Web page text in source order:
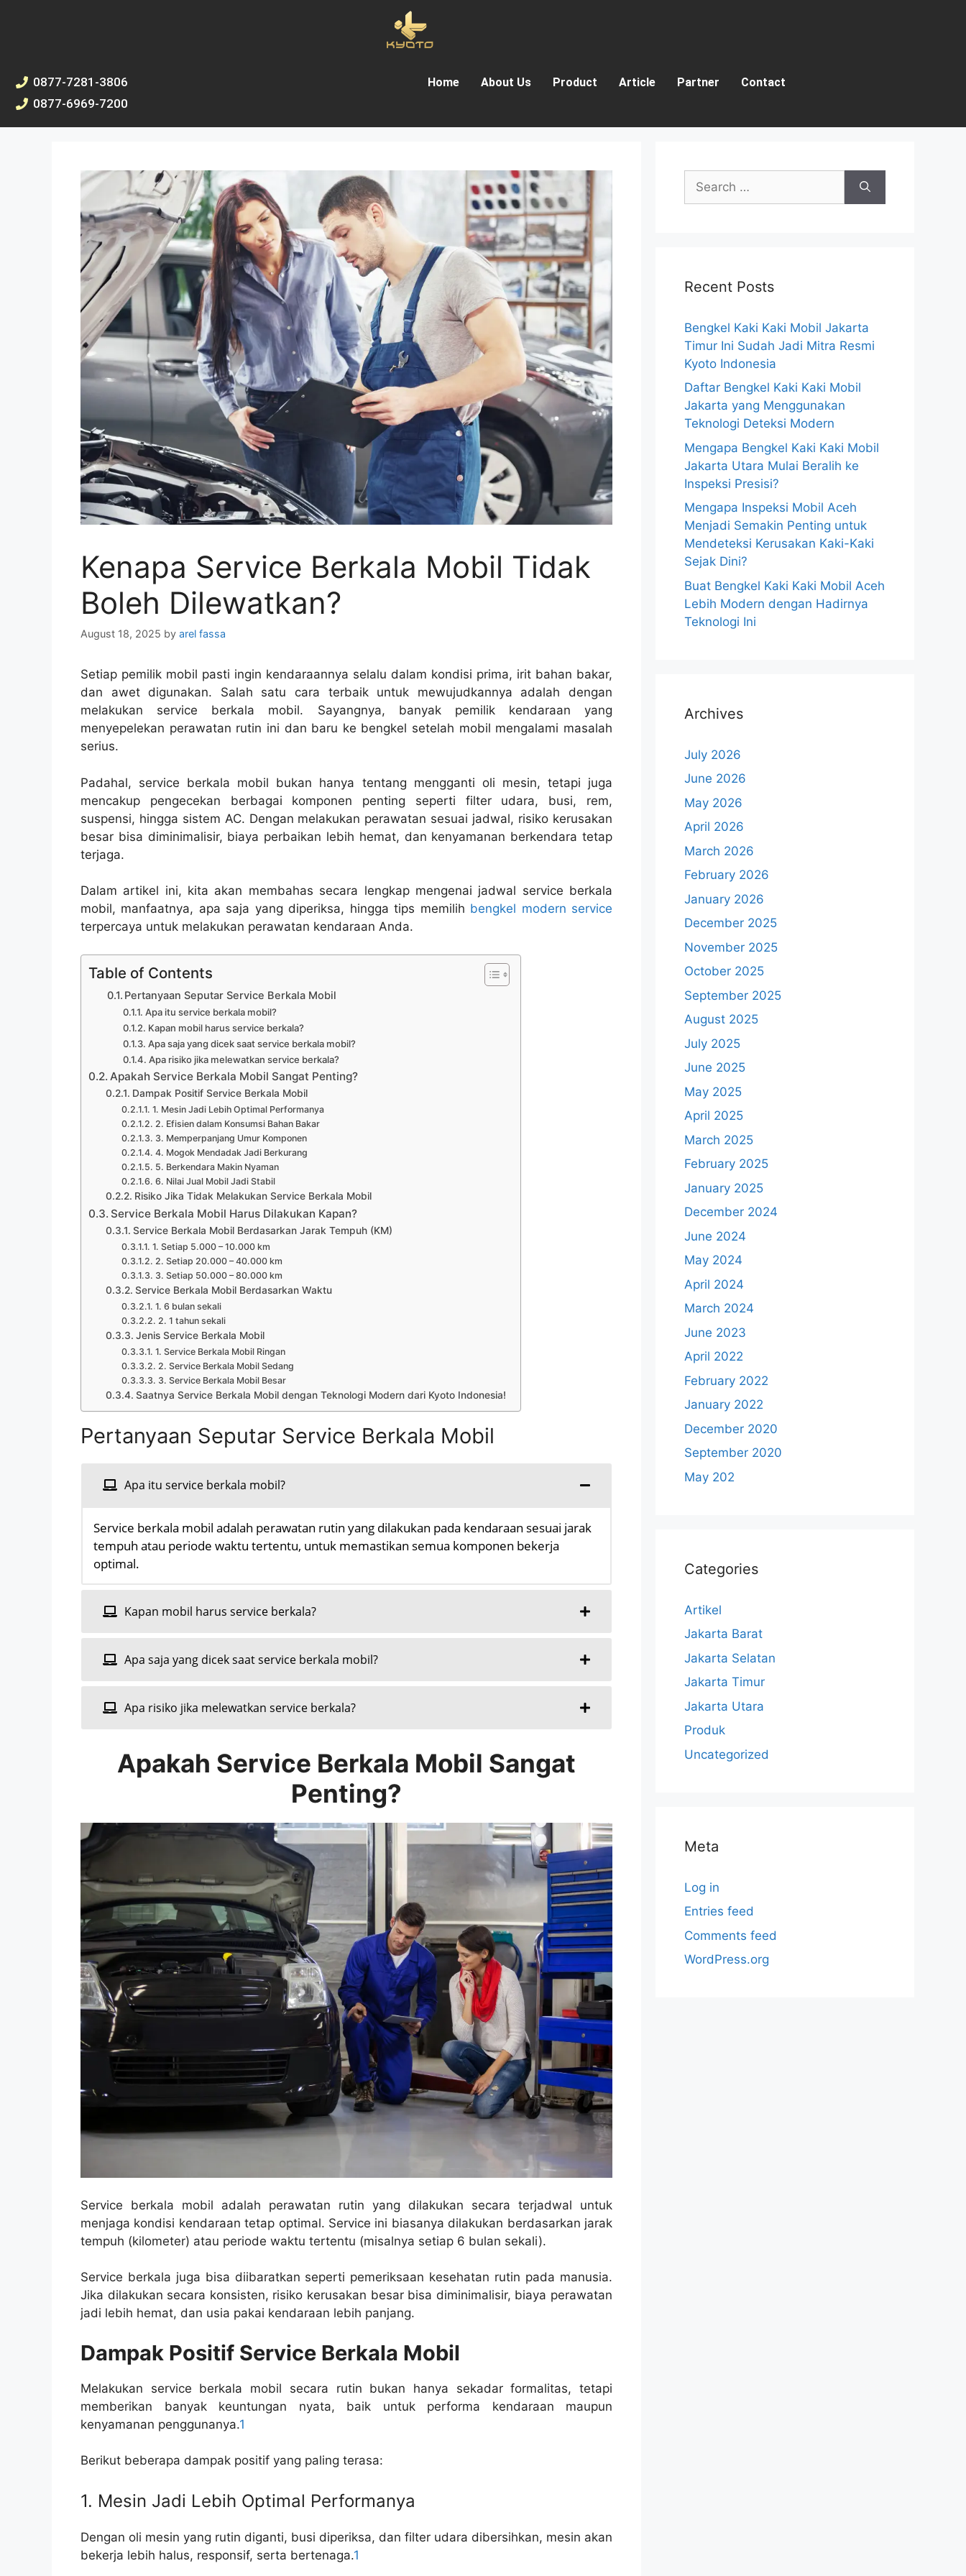
0877-7281-3806
0877-6969-7200
Home About Us Product Article Partner Contact
Kenapa Service Berkala Mobil Tidak
Boleh Dilewatkan?
August 18, 2025 by arel fassa
Setiap pemilik mobil pasti ingin kendaraannya selalu dalam kondisi prima, irit bahan bakar,
dan awet digunakan. Salah satu cara terbaik untuk mewujudkannya adalah dengan
melakukan service berkala mobil. Sayangnya, banyak pemilik kendaraan yang
menyepelekan perawatan rutin ini dan baru ke bengkel setelah mobil mengalami masalah
serius.
Padahal, service berkala mobil bukan hanya tentang mengganti oli mesin, tetapi juga
mencakup pengecekan berbagai komponen penting seperti filter udara, busi, rem,
suspensi, hingga sistem AC. Dengan melakukan perawatan sesuai jadwal, risiko kerusakan
besar bisa diminimalisir, biaya perbaikan lebih hemat, dan kenyamanan berkendara tetap
terjaga.
Dalam artikel ini, kita akan membahas secara lengkap mengenai jadwal service berkala
mobil, manfaatnya, apa saja yang diperiksa, hingga tips memilih bengkel modern service
terpercaya untuk melakukan perawatan kendaraan Anda.
Table of Contents
Pertanyaan Seputar Service Berkala Mobil
Apa itu service berkala mobil?
Kapan mobil harus service berkala?
Apa saja yang dicek saat service berkala mobil?
Apa risiko jika melewatkan service berkala?
Apakah Service Berkala Mobil Sangat Penting?
Dampak Positif Service Berkala Mobil
1. Mesin Jadi Lebih Optimal Performanya
2. Efisien dalam Konsumsi Bahan Bakar
3. Memperpanjang Umur Komponen
4. Mogok Mendadak Jadi Berkurang
5. Berkendara Makin Nyaman
6. Nilai Jual Mobil Jadi Stabil
Risiko Jika Tidak Melakukan Service Berkala Mobil
Service Berkala Mobil Harus Dilakukan Kapan?
Service Berkala Mobil Berdasarkan Jarak Tempuh (KM)
1. Setiap 5.000 – 10.000 km
2. Setiap 20.000 – 40.000 km
3. Setiap 50.000 – 80.000 km
Service Berkala Mobil Berdasarkan Waktu
1. 6 bulan sekali
2. 1 tahun sekali
Jenis Service Berkala Mobil
1. Service Berkala Mobil Ringan
2. Service Berkala Mobil Sedang
3. Service Berkala Mobil Besar
Saatnya Service Berkala Mobil dengan Teknologi Modern dari Kyoto Indonesia!
Pertanyaan Seputar Service Berkala Mobil
Apa itu service berkala mobil?
Service berkala mobil adalah perawatan rutin yang dilakukan pada kendaraan sesuai jarak
tempuh atau periode waktu tertentu, untuk memastikan semua komponen bekerja
optimal.
Kapan mobil harus service berkala?
Apa saja yang dicek saat service berkala mobil?
Apa risiko jika melewatkan service berkala?
Apakah Service Berkala Mobil Sangat
Penting?
Service berkala mobil adalah perawatan rutin yang dilakukan secara terjadwal untuk
menjaga kondisi kendaraan tetap optimal. Service ini biasanya dilakukan berdasarkan jarak
tempuh (kilometer) atau periode waktu tertentu (misalnya setiap 6 bulan sekali).
Service berkala juga bisa diibaratkan seperti pemeriksaan kesehatan rutin pada manusia.
Jika dilakukan secara konsisten, risiko kerusakan besar bisa diminimalisir, biaya perawatan
jadi lebih hemat, dan usia pakai kendaraan lebih panjang.
Dampak Positif Service Berkala Mobil
Melakukan service berkala mobil secara rutin bukan hanya sekadar formalitas, tetapi
memberikan banyak keuntungan nyata, baik untuk performa kendaraan maupun
kenyamanan penggunanya.1
Berikut beberapa dampak positif yang paling terasa:
1. Mesin Jadi Lebih Optimal Performanya
Dengan oli mesin yang rutin diganti, busi diperiksa, dan filter udara dibersihkan, mesin akan
bekerja lebih halus, responsif, serta bertenaga.1
Recent Posts
Bengkel Kaki Kaki Mobil Jakarta
Timur Ini Sudah Jadi Mitra Resmi
Kyoto Indonesia
Daftar Bengkel Kaki Kaki Mobil
Jakarta yang Menggunakan
Teknologi Deteksi Modern
Mengapa Bengkel Kaki Kaki Mobil
Jakarta Utara Mulai Beralih ke
Inspeksi Presisi?
Mengapa Inspeksi Mobil Aceh
Menjadi Semakin Penting untuk
Mendeteksi Kerusakan Kaki-Kaki
Sejak Dini?
Buat Bengkel Kaki Kaki Mobil Aceh
Lebih Modern dengan Hadirnya
Teknologi Ini
Archives
July 2026
June 2026
May 2026
April 2026
March 2026
February 2026
January 2026
December 2025
November 2025
October 2025
September 2025
August 2025
July 2025
June 2025
May 2025
April 2025
March 2025
February 2025
January 2025
December 2024
June 2024
May 2024
April 2024
March 2024
June 2023
April 2022
February 2022
January 2022
December 2020
September 2020
May 202
Categories
Artikel
Jakarta Barat
Jakarta Selatan
Jakarta Timur
Jakarta Utara
Produk
Uncategorized
Meta
Log in
Entries feed
Comments feed
WordPress.org